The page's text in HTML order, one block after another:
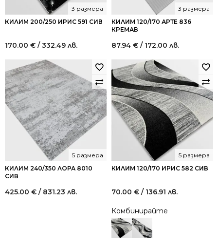
КИЛИМ 200/250 ИРИС 591 СИВ
3 размера
170.00 € / 332.49 лв.
КИЛИМ 120/170 АРТЕ 836
КРЕМАВ
3 размера
87.94 € / 172.00 лв.
КИЛИМ 240/350 ЛОРА 8010
СИВ
5 размера
425.00 € / 831.23 лв.
КИЛИМ 120/170 ИРИС 582 СИВ
5 размера
70.00 € / 136.91 лв.
Комбинирайте